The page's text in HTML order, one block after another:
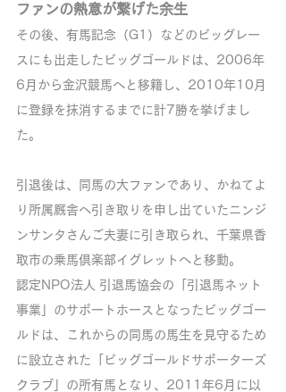
ファンの熱意が繋げた余生
その後、有馬記念（G1）などのビッグレー
スにも出走したビッグゴールドは、2006年
6月から金沢競馬へと移籍し、2010年10月
に登録を抹消するまでに計7勝を挙げまし
た。
引退後は、同馬の大ファンであり、かねてよ
り所属厩舎へ引き取りを申し出ていたニンジ
ンサンタさんご夫妻に引き取られ、千葉県香
取市の乗馬倶楽部イグレットへと移動。
認定NPO法人 引退馬協会の「引退馬ネット
事業」のサポートホースとなったビッグゴー
ルドは、これからの同馬の馬生を見守るため
に設立された「ビッグゴールドサポーターズ
クラブ」の所有馬となり、2011年6月に以